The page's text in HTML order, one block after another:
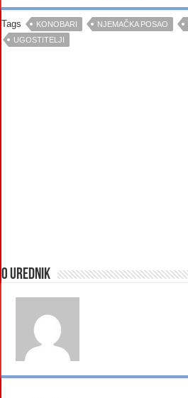
Tags KONOBARI NJEMAČKA POSAO
UGOSTITELJI
O urednik